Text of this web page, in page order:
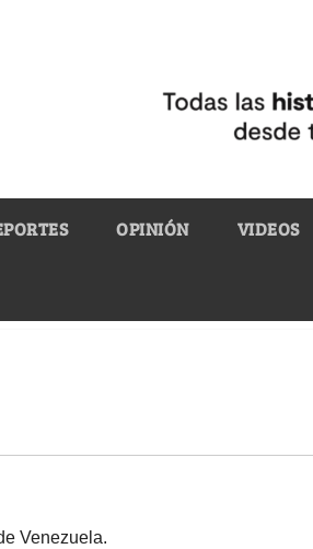
OPINIÓN VIDEOS
Venezuela.